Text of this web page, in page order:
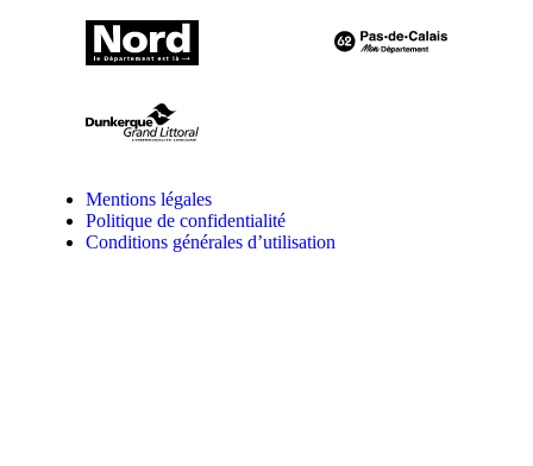
Mentions légales
Politique de confidentialité
Conditions générales d’utilisation